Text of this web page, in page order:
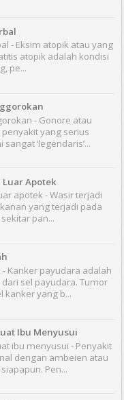
- Eksim atopik atau yang
atopik adalah kondisi
pe...
- Gonore atau
yang serius
‘legendaris’...
Luar Apotek
apotek - Wasir terjadi
yang terjadi pada
pan...
Kanker payudara adalah
sel payudara. Tumor
kanker yang b...
Ibu Menyusui
ibu menyusui - Penyakit
dengan ambeien atau
Pen...